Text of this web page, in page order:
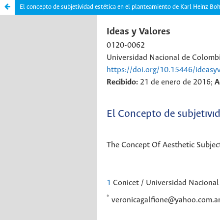
El concepto de subjetividad estética en el planteamiento de Karl Heinz